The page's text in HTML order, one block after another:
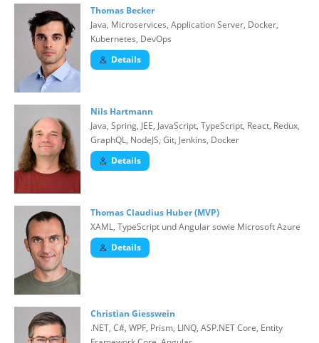
Thomas Becker
Java, Microservices, Application Server, Docker,
Kubernetes, DevOps
Details
Nils Hartmann
Java, Spring, JEE, JavaScript, TypeScript, React, Redux,
GraphQL, NodeJS, Git, Jenkins, Docker
Details
Thomas Claudius Huber (MVP)
XAML, TypeScript und Angular sowie Microsoft Azure
Details
Christian Giesswein
.NET, C#, WPF, Prism, LINQ, ASP.NET Core, Entity